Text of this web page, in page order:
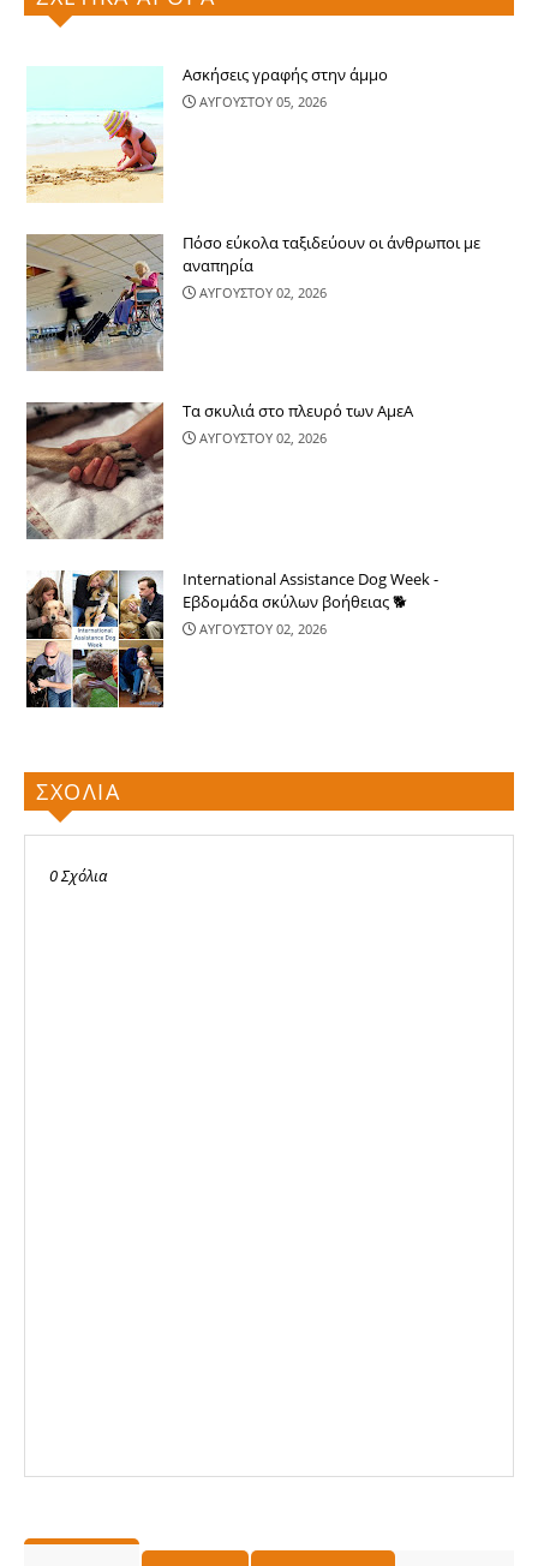
Ασκήσεις γραφής στην άμμο
ΑΥΓΟΥΣΤΟΥ 05, 2026
Πόσο εύκολα ταξιδεύουν οι άνθρωποι με
αναπηρία
ΑΥΓΟΥΣΤΟΥ 02, 2026
Τα σκυλιά στο πλευρό των ΑμεΑ
ΑΥΓΟΥΣΤΟΥ 02, 2026
International Assistance Dog Week -
Εβδομάδα σκύλων βοήθειας 🐕
ΑΥΓΟΥΣΤΟΥ 02, 2026
ΣΧΟΛΙΑ
0 Σχόλια